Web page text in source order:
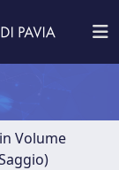
Volume